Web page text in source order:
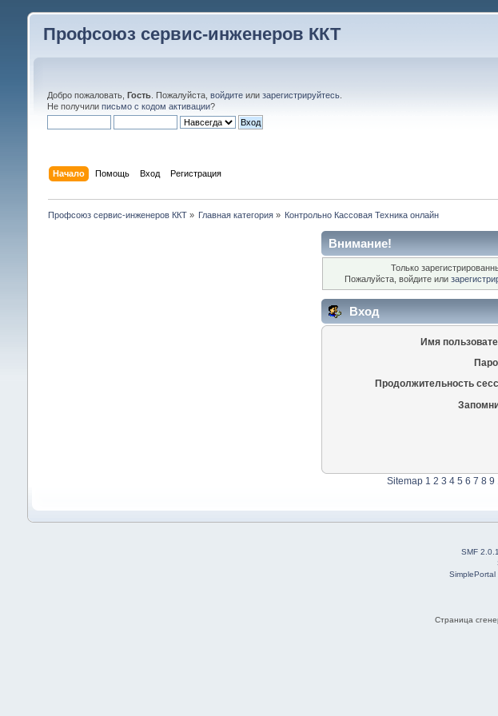
Профсоюз сервис-инженеров ККТ
Добро пожаловать, Гость. Пожалуйста, войдитеили зарегистрируйтесь.
Не получили письмо с кодом активации?
Начало Помощь Вход Регистрация
Профсоюз сервис-инженеров ККТ» Главная категория » Контрольно Кассовая Техника онлайн
Внимание!
Только
Пожалуйста, войдите или
Вход
Имя
Продолжительность
Sitemap 1 2 3 4 5 6 7 8 9
SMF
Страница